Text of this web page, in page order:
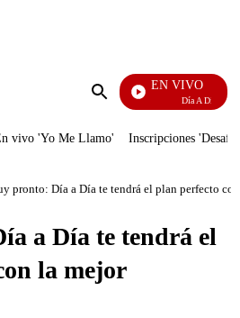
Enviar
EN VIVO
Día A Día
vivo 'Yo Me Llamo' Inscripciones
pronto: Día a Día te tendrá el plan perfecto
a Día te tendrá el
la mejor